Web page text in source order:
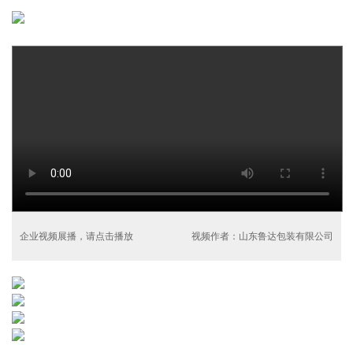
企业视频展播，请点击播放 视频作者：山东鲁达包装有限公司